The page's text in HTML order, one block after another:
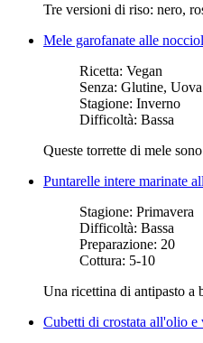
Tre versioni di riso: nero,
Mele garofanate alle
Ricetta: Vegan
Senza: Glutine,
Stagione: Inverno
Difficoltà: Bassa
Queste torrette di mele
Puntarelle intere marinate
Stagione: Primavera
Difficoltà: Bassa
Preparazione: 20
Cottura: 5-10
Una ricettina di antipasto a
Cubetti di crostata all'olio e